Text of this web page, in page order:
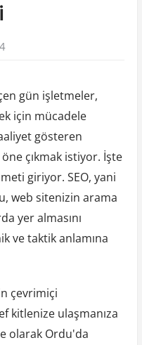
gün işletmeler,
için mücadele
gösteren
çıkmak istiyor. İşte
giriyor. SEO, yani
web sitenizin arama
yer almasını
ve taktik anlamına
çevrimiçi
kitlenize ulaşmanıza
olarak Ordu'da